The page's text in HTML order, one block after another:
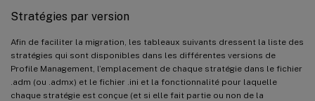
Stratégies par version
Afin de faciliter la migration, les tableaux suivants dressent la liste des
stratégies qui sont disponibles dans les différentes versions de
Profile Management, l’emplacement de chaque stratégie dans le fichier
.adm (ou .admx) et le fichier .ini et la fonctionnalité pour laquelle
chaque stratégie est conçue (et si elle fait partie ou non de la